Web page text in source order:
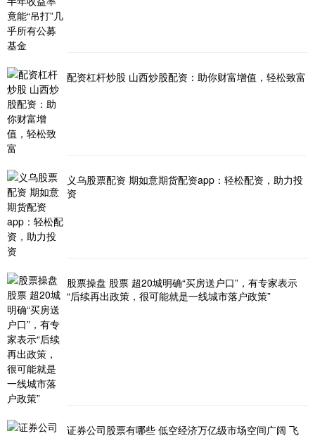
配资杠杆炒股 山西炒股配资：助你财富增值，轻松致富
义乌股票配资 期如意期货配资app：轻松配资，助力投
资
股票操盘 股票 超20城明确“买房送户口”，有专家表示
“后续再出政策，很可能就是一线城市落户政策”
证券公司股票有哪些 低空经济万亿级市场空间广阔 飞